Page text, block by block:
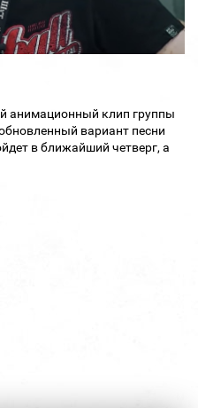
анимационный клип группы
вариант песни
в ближайший четверг, а